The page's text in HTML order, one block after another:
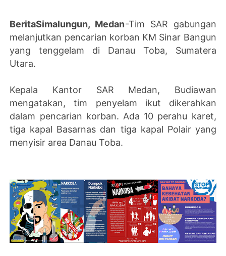
BeritaSimalungun, Medan-Tim SAR gabungan
melanjutkan pencarian korban KM Sinar Bangun
yang tenggelam di Danau Toba, Sumatera
Utara.
Kepala Kantor SAR Medan, Budiawan
mengatakan, tim penyelam ikut dikerahkan
dalam pencarian korban. Ada 10 perahu karet,
tiga kapal Basarnas dan tiga kapal Polair yang
menyisir area Danau Toba.